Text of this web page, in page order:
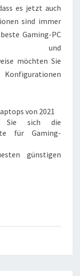
es jetzt auch
sind immer
Gaming-PC
und
möchten Sie
von 2021
Sie sich die
für Gaming-
günstigen